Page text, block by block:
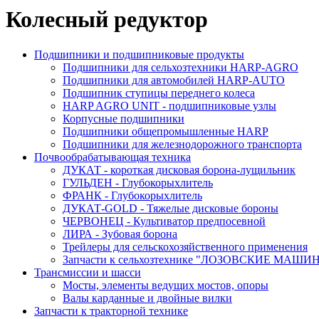
Колесный редуктор
Подшипники и подшипниковые продукты
Подшипники для сельхозтехники HARP-AGRO
Подшипники для автомобилей HARP-AUTO
Подшипник ступицы переднего колеса
HARP AGRO UNIT - подшипниковые узлы
Корпусные подшипники
Подшипники общепромышленные HARP
Подшипники для железнодорожного транспорта
Почвообрабатывающая техника
ДУКАТ - короткая дисковая борона-лущильник
ГУЛЬДЕН - Глубокорыхлитель
ФРАНК - Глубокорыхлитель
ДУКАТ-GOLD - Тяжелые дисковые бороны
ЧЕРВОНЕЦ - Культиватор предпосевной
ЛИРА - Зубовая борона
Трейлеры для сельскохозяйственного применения
Запчасти к сельхозтехнике "ЛОЗОВСКИЕ
Трансмиссии и шасси
Мосты, элементы ведущих мостов, опоры
Валы карданные и двойные вилки
Запчасти к тракторной технике